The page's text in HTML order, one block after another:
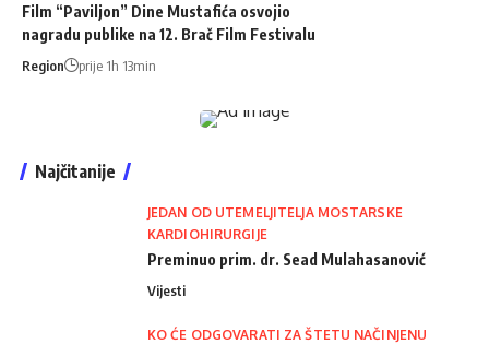
Film “Paviljon” Dine Mustafića osvojio
nagradu publike na 12. Brač Film Festivalu
Region prije 1h 13min
Najčitanije
JEDAN OD UTEMELJITELJA MOSTARSKE
KARDIOHIRURGIJE
Preminuo prim. dr. Sead Mulahasanović
Vijesti
KO ĆE ODGOVARATI ZA ŠTETU NAČINJENU